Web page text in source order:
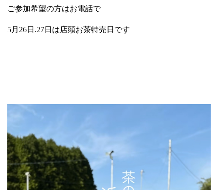
ご参加希望の方はお電話で
5月26日.27日は店頭お茶特売日です